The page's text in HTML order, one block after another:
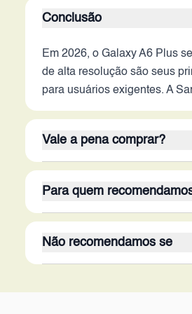
Conclusão
Em 2026, o Galaxy A6 Plus
de alta resolução são seus
para usuários exigentes. A
Vale a pena comprar?
compensam as limitações de
opções mais vantajosas no
Para quem
consumir conteúdo e com
utilizando-o. Não é
Não recomendamos se